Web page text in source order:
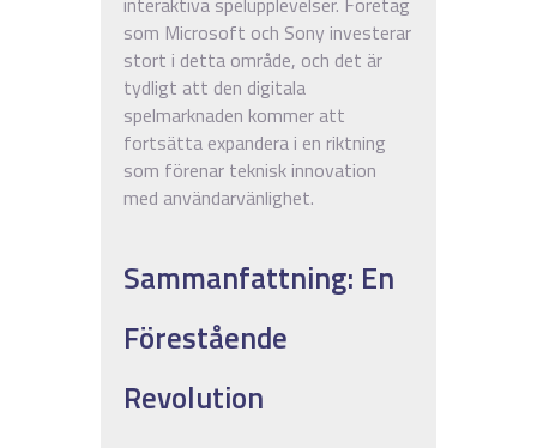
som Microsoft och Sony investerar
stort i detta område, och det är
tydligt att den digitala
spelmarknaden kommer att
fortsätta expandera i en riktning
som förenar teknisk innovation
med användarvänlighet.
Sammanfattning: En
Förestående
Revolution